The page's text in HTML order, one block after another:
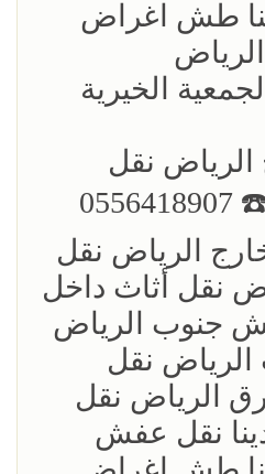
طش اغراض
الخيرية
الرياض ‏نقل
عفش بالرياض ☎️ 0556418907
الرياض نقل
نقل أثاث داخل
جنوب الرياض
نقل
الرياض نقل
نقل عفش